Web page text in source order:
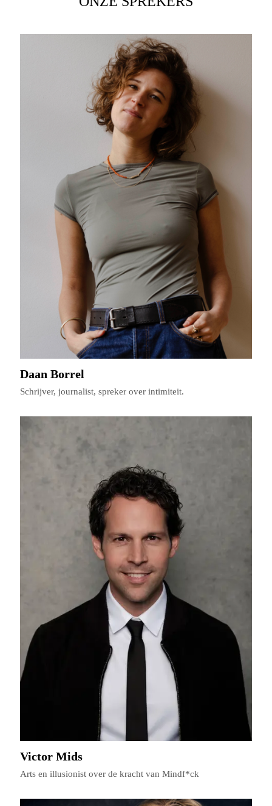
Daan Borrel
Schrijver, journalist, spreker over intimiteit.
Victor Mids
Arts en illusionist over de kracht van Mindf*ck